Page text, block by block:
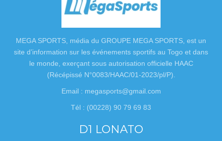
MEGA SPORTS, média du GROUPE MEGA SPORTS, est un
site d’information sur les événements sportifs au Togo et dans
le monde, exerçant sous autorisation officielle HAAC
(Récépissé N°0083/HAAC/01-2023/pl/P).
Email : megasports@gmail.com
Tél : (00228) 90 79 69 83
D1 LONATO